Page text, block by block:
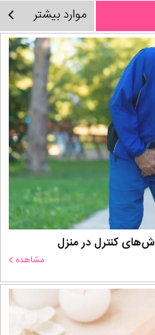
موارد بیشتر
کنترل در منزل
مشاهده